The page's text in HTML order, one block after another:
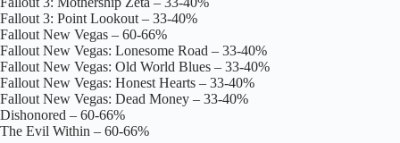
Fallout 3: Point Lookout – 33-40%
Fallout New Vegas – 60-66%
Fallout New Vegas: Lonesome Road – 33-40%
Fallout New Vegas: Old World Blues – 33-40%
Fallout New Vegas: Honest Hearts – 33-40%
Fallout New Vegas: Dead Money – 33-40%
Dishonored – 60-66%
The Evil Within – 60-66%